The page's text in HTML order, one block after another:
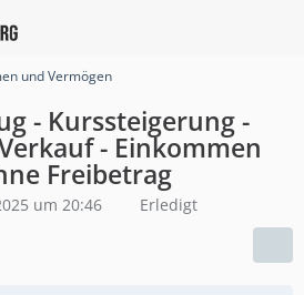
und Vermögen
- Kurssteigerung -
- Einkommen
Freibetrag
um 20:46 Erledigt